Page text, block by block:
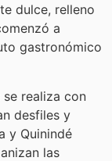
dulce, relleno
a
gastronómico
realiza con
desfiles y
y Quinindé
las